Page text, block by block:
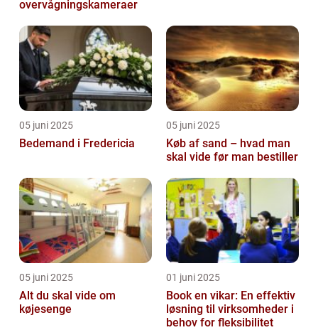
overvågningskameraer
05 juni 2025
Bedemand i Fredericia
05 juni 2025
Køb af sand – hvad man
skal vide før man bestiller
05 juni 2025
Alt du skal vide om
køjesenge
01 juni 2025
Book en vikar: En effektiv
løsning til virksomheder i
behov for fleksibilitet